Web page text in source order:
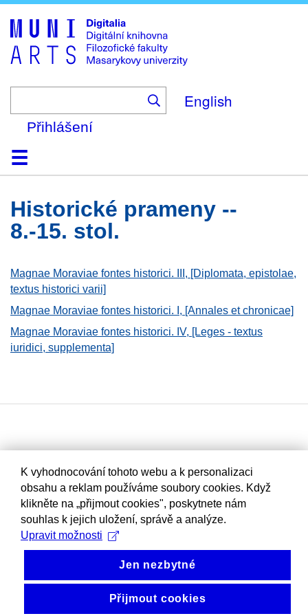
to
main
content
English
Přihlášení
DomůKolekce
Prohlížení
Vyhledávání
O platformě
Nápověda
KontaktDigitalia
historické prameny --
8.-15. stol.
Magnae Moraviae fontes historici. III, [Diplomata, epistolae,
textus historici varii]
Magnae Moraviae fontes historici. I, [Annales et chronicae]
Magnae Moraviae fontes historici. IV, [Leges - textus
iuridici, supplementa]
K vyhodnocování tohoto webu a k personalizaci
obsahu a reklam používáme soubory cookies. Když
klikněte na „přijmout cookies", poskytnete nám
souhlas k jejich uložení, správě a analýze.
Upravit možnosti
Jen nezbytné
Přijmout cookies